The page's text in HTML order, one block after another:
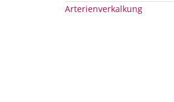
Arterienverkalkung